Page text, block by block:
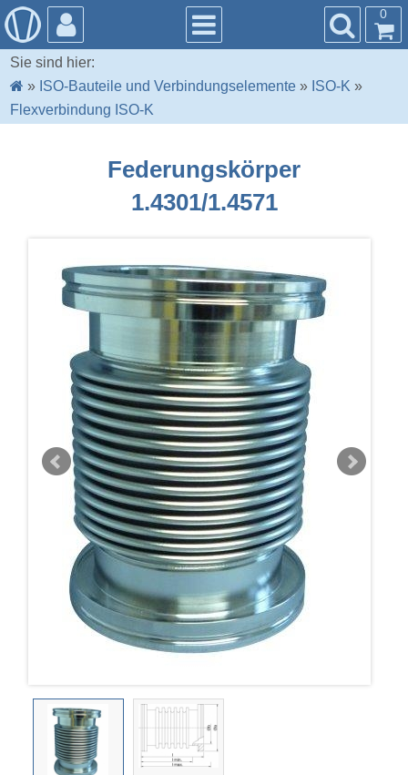
0
Sie sind hier:
» ISO-Bauteile und Verbindungselemente » ISO-K »
Flexverbindung ISO-K
Federungskörper
1.4301/1.4571